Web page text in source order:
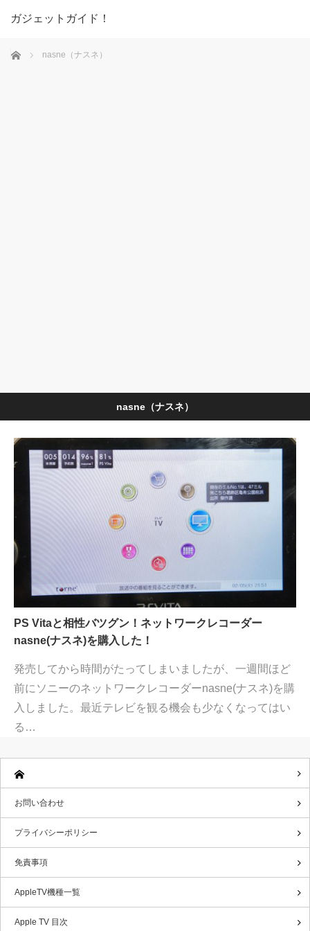
ガジェットガイド！
ホーム nasne（ナスネ）
nasne（ナスネ）
PS Vitaと相性バツグン！ネットワークレコーダー
nasne(ナスネ)を購入した！
発売してから時間がたってしまいましたが、一週間ほど
前にソニーのネットワークレコーダーnasne(ナスネ)を購
入しました。最近テレビを観る機会も少なくなってはい
る…
お問い合わせ
プライバシーポリシー
免責事項
AppleTV機種一覧
Apple TV 目次